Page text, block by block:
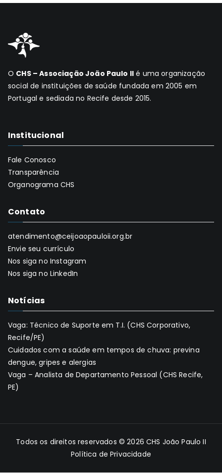
O CHS – Associação João Paulo II é uma organização
social de instituições de saúde fundada em 2005 em
Portugal e sediada no Recife desde 2015.
Institucional
Fale Conosco
Transparência
Organograma CHS
Contato
atendimento@ceijoaopauloii.org.br
Envie seu currículo
Nos siga no Instagram
Nos siga no LinkedIn
Notícias
Vaga: Técnico de Suporte em T.I. (CHS Corporativo,
Recife/PE)
Cuidados com a saúde em tempos de chuva: previna
dengue, gripes e alergias
Vaga – Analista de Departamento Pessoal (CHS Recife,
PE)
Todos os direitos reservados © 2026CHS João Paulo II
Política de Privacidade